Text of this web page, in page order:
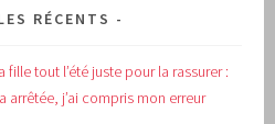
RÉCENTS
fille tout l’été juste pour la rassurer :
arrêtée, j’ai compris mon erreur